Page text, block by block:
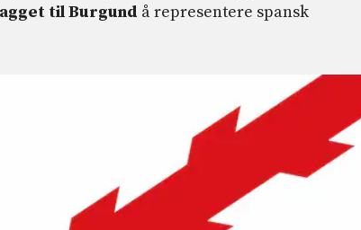
til Burgund å representere spansk